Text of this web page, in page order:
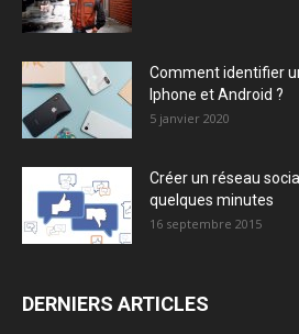
Comment identifier
Iphone et Android ?
5 janvier 2020
Créer un réseau
quelques minutes
16 septembre 2015
DERNIERS ARTICLES